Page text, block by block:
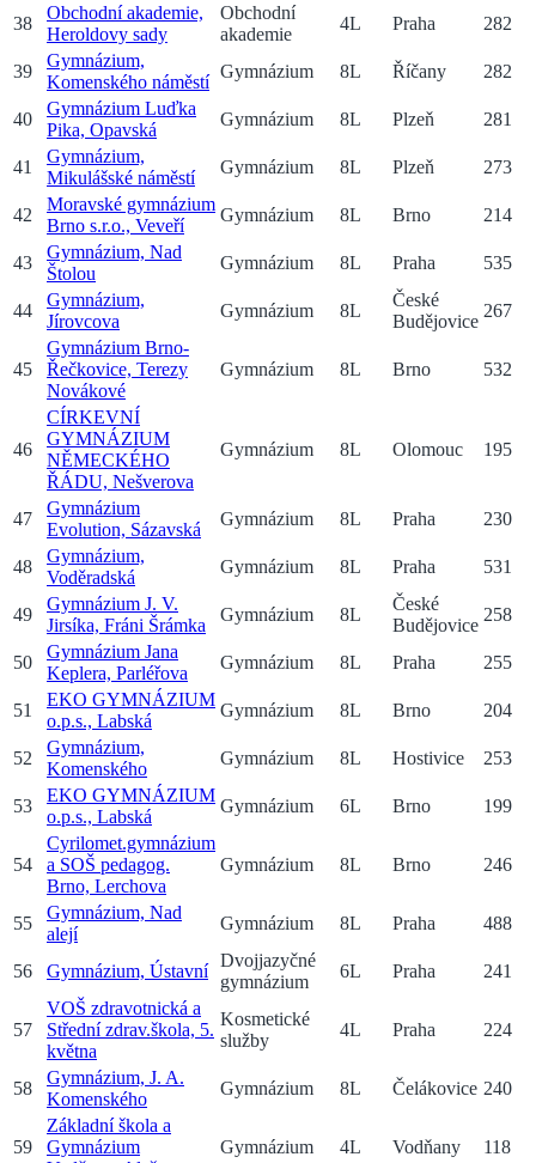
38
Obchodní akademie,
Heroldovy sady
Obchodní
akademie
4L Praha 282
39
Gymnázium,
Komenského náměstí
Gymnázium 8L Říčany 282
40
Gymnázium Luďka
Pika, Opavská
Gymnázium 8L Plzeň 281
41
Gymnázium,
Mikulášské náměstí
Gymnázium 8L Plzeň 273
42
Moravské gymnázium
Brno s.r.o., Veveří
Gymnázium 8L Brno 214
43
Gymnázium, Nad
Štolou
Gymnázium 8L Praha 535
44
Gymnázium,
Jírovcova
Gymnázium 8L
České
Budějovice
267
45
Gymnázium Brno-
Řečkovice, Terezy
Novákové
Gymnázium 8L Brno 532
46
CÍRKEVNÍ
GYMNÁZIUM
NĚMECKÉHO
ŘÁDU, Nešverova
Gymnázium 8L Olomouc 195
47
Gymnázium
Evolution, Sázavská
Gymnázium 8L Praha 230
48
Gymnázium,
Voděradská
Gymnázium 8L Praha 531
49
Gymnázium J. V.
Jirsíka, Fráni Šrámka
Gymnázium 8L
České
Budějovice
258
50
Gymnázium Jana
Keplera, Parléřova
Gymnázium 8L Praha 255
51
EKO GYMNÁZIUM
o.p.s., Labská
Gymnázium 8L Brno 204
52
Gymnázium,
Komenského
Gymnázium 8L Hostivice 253
53
EKO GYMNÁZIUM
o.p.s., Labská
Gymnázium 6L Brno 199
54
Cyrilomet.gymnázium
a SOŠ pedagog.
Brno, Lerchova
Gymnázium 8L Brno 246
55
Gymnázium, Nad
alejí
Gymnázium 8L Praha 488
56 Gymnázium, Ústavní
Dvojjazyčné
gymnázium
6L Praha 241
57
VOŠ zdravotnická a
Střední zdrav.škola, 5.
května
Kosmetické
služby
4L Praha 224
58
Gymnázium, J. A.
Komenského
Gymnázium 8L Čelákovice 240
59
Základní škola a
Gymnázium
Gymnázium 4L Vodňany 118